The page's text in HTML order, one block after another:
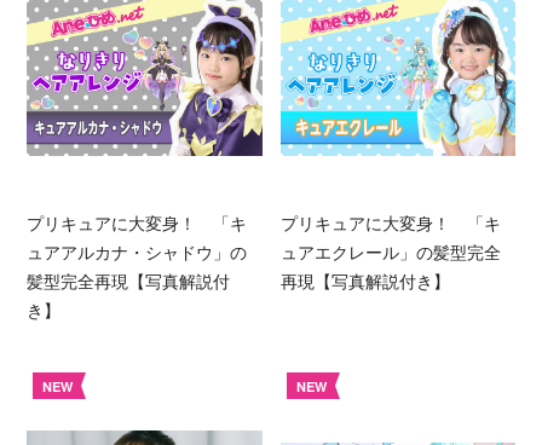
プリキュアに大変身！ 「キ
ュアアルカナ・シャドウ」の
髪型完全再現【写真解説付
き】
プリキュアに大変身！ 「キ
ュアエクレール」の髪型完全
再現【写真解説付き】
NEW NEW